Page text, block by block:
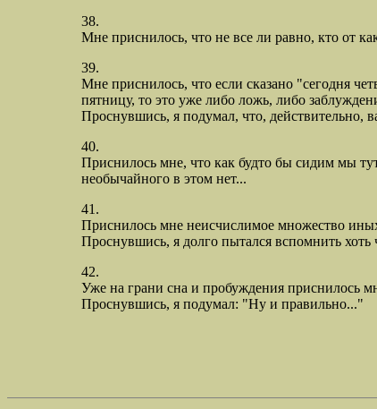
38.
Мне приснилось, что не все ли равно, кто от
39.
Мне приснилось, что если сказано "сегодня
пятницу, то это уже либо ложь, либо
Проснувшись, я подумал, что, действительно,
40.
Приснилось мне, что как будто бы сидим мы
необычайного в этом нет...
41.
Приснилось мне неисчислимое множество
Проснувшись, я долго пытался вспомнить хоть
42.
Уже на грани сна и пробуждения приснилось
Проснувшись, я подумал: "Ну и правильно..."